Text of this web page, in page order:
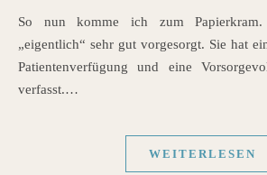
So nun komme ich zum Papierkram. Meine Mutter hat
„eigentlich“ sehr gut vorgesorgt. Sie hat
Patientenverfügung und eine
verfasst.…
WEITERLESEN